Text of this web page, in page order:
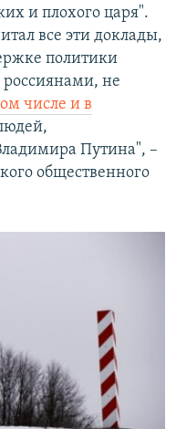
и плохого царя".
все эти доклады,
политики
не
числе и в
Путина", –
общественного